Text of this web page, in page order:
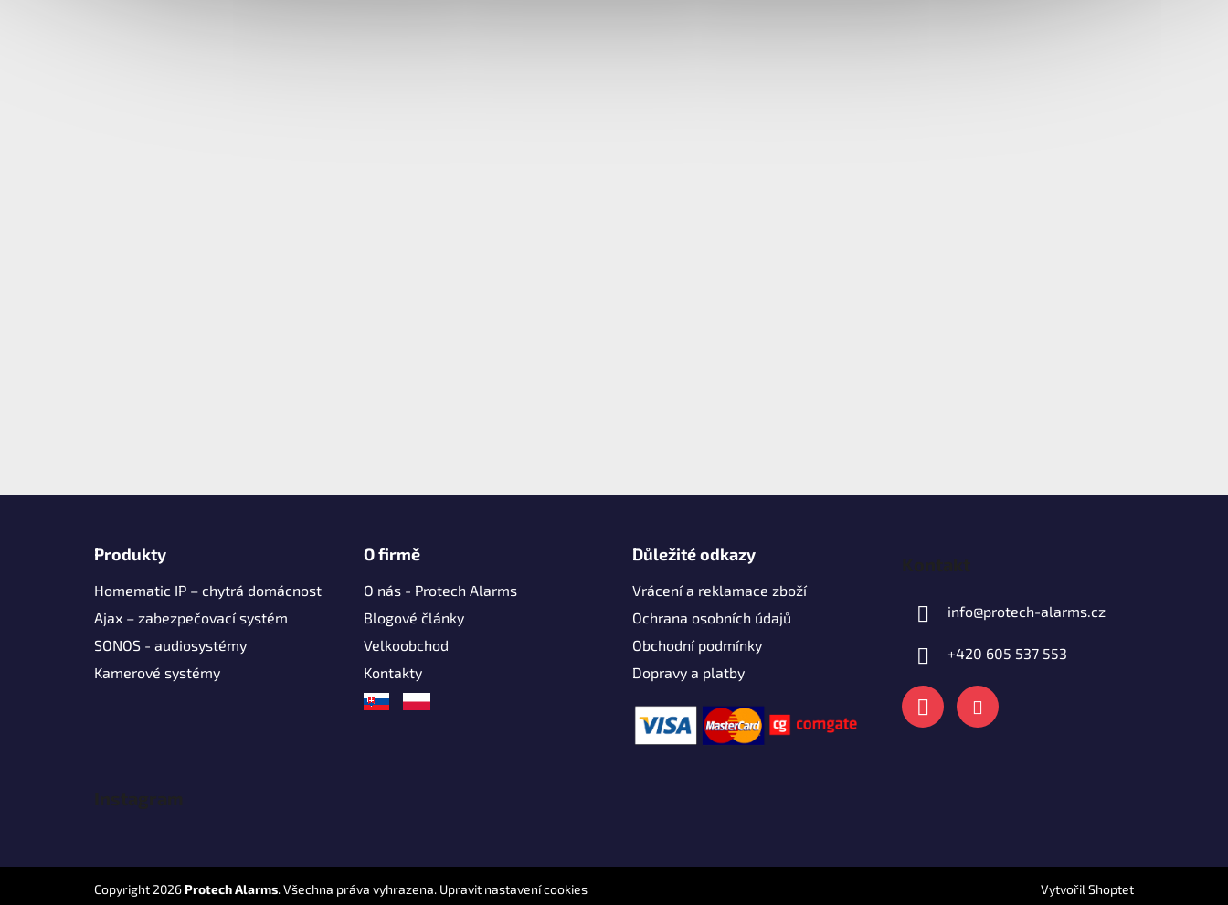
Produkty
Homematic IP – chytrá domácnost
Ajax – zabezpečovací systém
SONOS - audiosystémy
Kamerové systémy
O firmě
O nás - Protech Alarms
Blogové články
Velkoobchod
Kontakty
Důležité odkazy
Vrácení a reklamace zboží
Ochrana osobních údajů
Obchodní podmínky
Dopravy a platby
Kontakt
info@protech-alarms.cz
+420 605 537 553
Instagram
Vytvořil Shoptet
Copyright 2026 Protech Alarms. Všechna práva vyhrazena. Upravit nastavení cookies